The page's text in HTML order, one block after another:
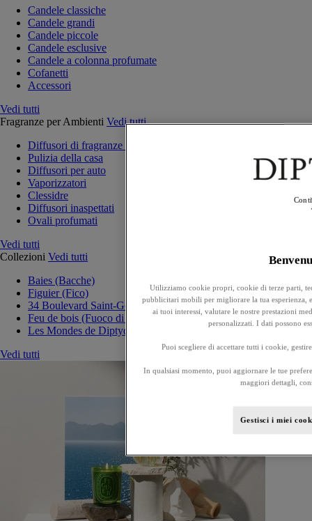
Candele classiche
Candele grandi
Candele piccole
Candele esclusive
Candele a colonna profumate
Cofanetti
Accessori
Vedi tutti
Fragranze per Ambienti Vedi tutti
Diffusori di fragranze per la casa
Pulizia della casa
Diffusori per auto
Vaporizzatori
Clessidre
Diffusori inaspettati
Ovali profumati
Vedi tutti
Collezioni Vedi tutti
Baies (Bacche)
Figuier (Fico)
34 Boulevard Saint-Germain
Feu de bois (Fuoco di legna)
Les Mondes de Diptyque
Vedi tutti
Utilizziamo cookie propri, cookie di terze parti,
pubblicitari mobili per migliorare la tua esperienza,
ai tuoi interessi, valutare le nostre prestazioni
personalizzati. I dati possono
Puoi scegliere di accettare tutti i cookie,
In qualsiasi momento, puoi aggiornare le tue
maggiori dettagli,
Gestisci i miei